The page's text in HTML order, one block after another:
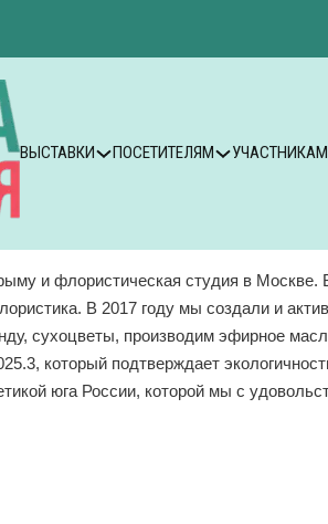
ВЫСТАВКИ ПОСЕТИТЕЛЯМ УЧАСТНИКАМ
и флористическая студия в
В 2017 году мы создали и
сухоцветы, производим эфирное
который подтверждает
юга России, которой мы с